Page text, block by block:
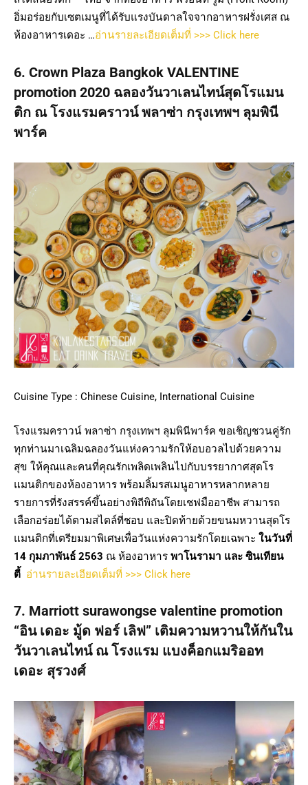
อิ่มอร่อยกับเซตเมนูที่ได้รับแรงบันดาลใจจากอาหารฝรั่งเศส ณ
ห้องอาหารเดอะ …อ่านรายละเอียดเต็มที่ >>> Click here
6. Crown Plaza Bangkok VALENTINE
promotion 2020 ฉลองวันวาเลนไทน์สุดโรแมน
ติก ณ โรงแรมคราวน์ พลาซ่า กรุงเทพฯ ลุมพินี
พาร์ค
Cuisine Type : Chinese Cuisine, International Cuisine
โรงแรมคราวน์ พลาซ่า กรุงเทพฯ ลุมพินีพาร์ค ขอเชิญชวนคู่รัก
ทุกท่านมาเฉลิมฉลองวันแห่งความรักให้อบอวลไปด้วยความ
สุข ให้คุณและคนที่คุณรักเพลิดเพลินไปกับบรรยากาศสุดโร
แมนติกของห้องอาหาร พร้อมลิ้มรสเมนูอาหารหลากหลาย
รายการที่รังสรรค์ขึ้นอย่างพิถีพิถันโดยเชฟมืออาชีพ สามารถ
เลือกอร่อยได้ตามสไตล์ที่ชอบ และปิดท้ายด้วยขนมหวานสุดโร
แมนติกที่เตรียมมาพิเศษเพื่อวันแห่งความรักโดยเฉพาะ ในวันที่
14 กุมภาพันธ์ 2563 ณ ห้องอาหาร พาโนรามา และ ซินเทียน
ตี้ อ่านรายละเอียดเต็มที่ >>> Click here
7. Marriott surawongse valentine promotion
“อิน เดอะ มู้ด ฟอร์ เลิฟ” เติมความหวานให้กันใน
วันวาเลนไทน์ ณ โรงแรม แบงค็อกแมริออท
เดอะ สุรวงศ์